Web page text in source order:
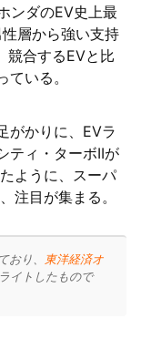
ンダのEV史上最
層から強い支持
競合するEVと比
いる。
がかりに、EVラ
ティ・ターボIIが
ように、スーパ
注目が集まる。
おり、
東洋経済オ
イトしたもので